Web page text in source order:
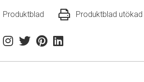
Produktblad Produktblad utökad
Instagram
TwitterPinterestLinkedin